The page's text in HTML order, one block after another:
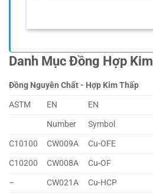
Danh Mục Đồng Hợp Kim
Đồng Nguyên Chất - Hợp Kim Thấp
ASTM
EN EN
Number
Symbol
C10100
CW009A Cu-OFE
C10200
CW008A Cu-OF
–
CW021A Cu-HCP